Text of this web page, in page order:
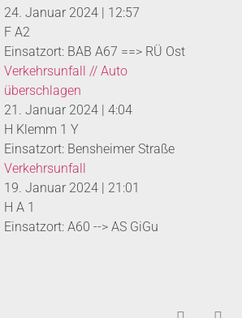
24. Januar 2024 | 12:57
F A2
Einsatzort: BAB A67 ==> RÜ Ost
Verkehrsunfall // Auto
überschlagen
21. Januar 2024 | 4:04
H Klemm 1 Y
Einsatzort: Bensheimer Straße
Verkehrsunfall
19. Januar 2024 | 21:01
H A 1
Einsatzort: A60 --> AS GiGu